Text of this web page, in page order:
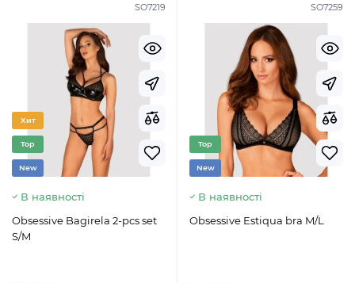
SO7219
Хит
Top
New
В наявності
Obsessive Bagirela 2-pcs set
S/M
SO7259
Top
New
В наявності
Obsessive Estiqua bra M/L